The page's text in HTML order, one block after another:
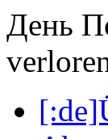
День